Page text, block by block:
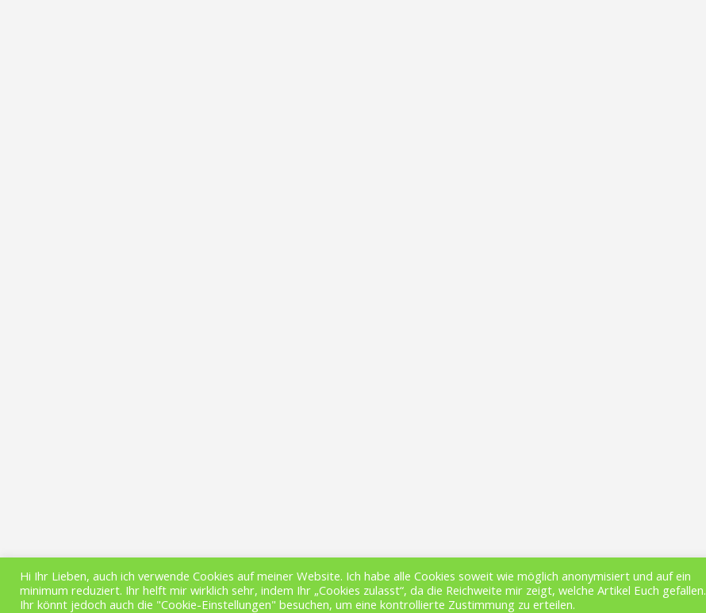
© 2026 MYTHOS E-BIKE STARTSEITE ÜBER MICH NEWSLETTER MEDIA
Hi Ihr Lieben, auch ich verwende Cookies auf meiner Website. Ich habe alle Cookies soweit wie möglich anonymisiert und auf ein
minimum reduziert. Ihr helft mir wirklich sehr, indem Ihr „Cookies zulasst“, da die Reichweite mir zeigt, welche Artikel Euch gefallen.
Ihr könnt jedoch auch die "Cookie-Einstellungen" besuchen, um eine kontrollierte Zustimmung zu erteilen.